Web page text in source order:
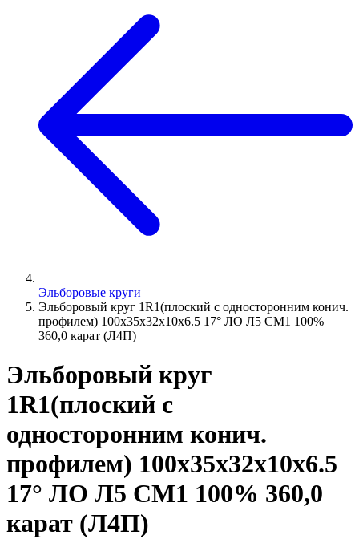
Эльборовые круги
Эльборовый круг 1R1(плоский с односторонним конич.
профилем) 100х35х32х10х6.5 17° ЛО Л5 СМ1 100%
360,0 карат (Л4П)
Эльборовый круг
1R1(плоский с
односторонним конич.
профилем) 100х35х32х10х6.5
17° ЛО Л5 СМ1 100% 360,0
карат (Л4П)